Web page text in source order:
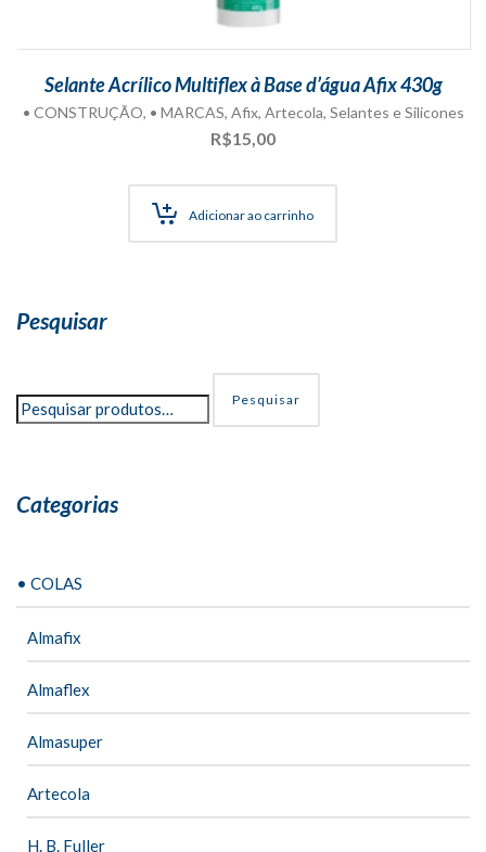
Selante Acrílico Multiflex à Base d’água Afix 430g
• CONSTRUÇÃO, • MARCAS, Afix, Artecola, Selantes e Silicones
R$15,00
Adicionar ao carrinho
Pesquisar
Pesquisar
Categorias
• COLAS
Almafix
Almaflex
Almasuper
Artecola
H. B. Fuller